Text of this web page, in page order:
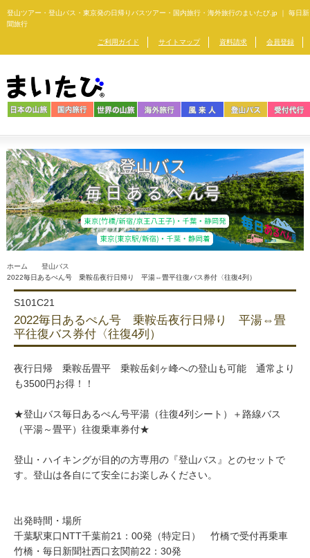
登山ツアー・登山バス・東京発の日帰りバスツアー・ 国内旅行・海外旅行のまいたび.jp ｜ 毎日新
聞旅行
ご利用ガイド サイトマップ 資料請求 会員登録
ホーム
登山バス
2022毎日あるぺん号 乗鞍岳夜行日帰り 平湯⇔畳平往復バス券付〈往復4列）
S101C21
2022毎日あるぺん号 乗鞍岳夜行日帰り 平湯⇔畳
平往復バス券付〈往復4列）
夜行日帰 乗鞍岳畳平 乗鞍岳剣ヶ峰への登山も可能 通常より
も3500円お得！！
★登山バス毎日あるぺん号平湯（往復4列シート）＋路線バス
（平湯～畳平）往復乗車券付★
登山・ハイキングが目的の方専用の『登山バス』とのセットで
す。登山は各自にて安全にお楽しみください。
出発時間・場所
千葉駅東口NTT千葉前21：00発（特定日） 竹橋で受付再乗車
竹橋・毎日新聞社西口玄関前22：30発